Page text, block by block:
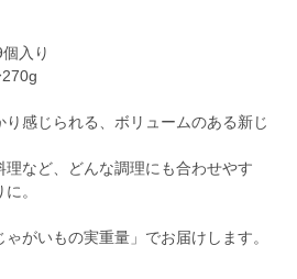
入り
感じられる、ボリュームのある新じ
など、どんな調理にも合わせやす
。
がいもの実重量」でお届けします。